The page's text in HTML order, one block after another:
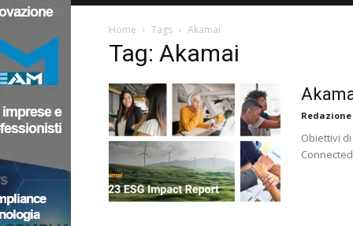
Home Tags Akamai
Tag: Akamai
Obiettivi